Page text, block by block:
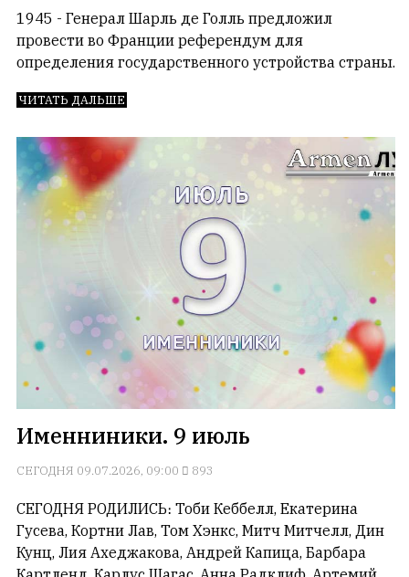
1945 - Генерал Шарль де Голль предложил
провести во Франции референдум для
определения государственного устройства страны.
ЧИТАТЬ ДАЛЬШЕ
Именниники. 9 июль
СЕГОДНЯ 09.07.2026, 09:00 893
СЕГОДНЯ РОДИЛИСЬ։ Тоби Кеббелл, Екатерина
Гусева, Кортни Лав, Том Хэнкс, Митч Митчелл, Дин
Кунц, Лия Ахеджакова, Андрей Капица, Барбара